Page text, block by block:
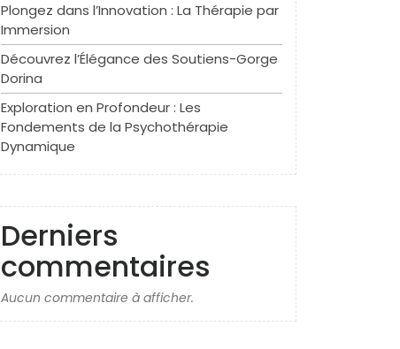
Plongez dans l’Innovation : La Thérapie par
Immersion
Découvrez l’Élégance des Soutiens-Gorge
Dorina
Exploration en Profondeur : Les
Fondements de la Psychothérapie
Dynamique
Derniers
commentaires
Aucun commentaire à afficher.